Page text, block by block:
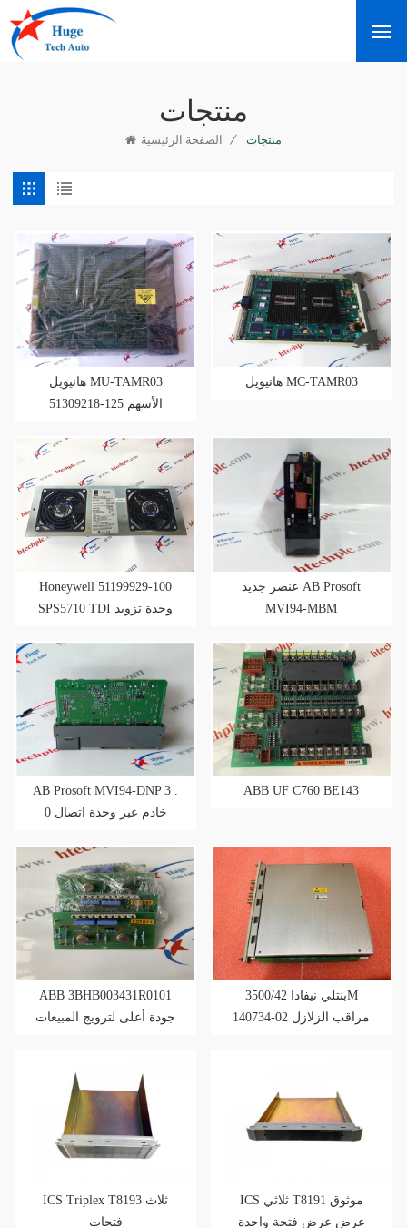
منتجات
الصفحة الرئيسية / منتجات
هانيويل MU-TAMR03
51309218-125 الأسهم
هانيويل MC-TAMR03
Honeywell 51199929-100
SPS5710 TDI وحدة تزويد
عنصر جديد AB Prosoft
MVI94-MBM
AB Prosoft MVI94-DNP 3 .
0 خادم عبر وحدة اتصال
ABB UF C760 BE143
ABB 3BHB003431R0101
جودة أعلى لترويج المبيعات
بنتلي نيفادا 3500/42M
140734-02 مراقب الزلازل
ICS Triplex T8193 ثلاث
فتحات
ICS ثلاثي T8191 موثوق
عرض عرض فتحة واحدة